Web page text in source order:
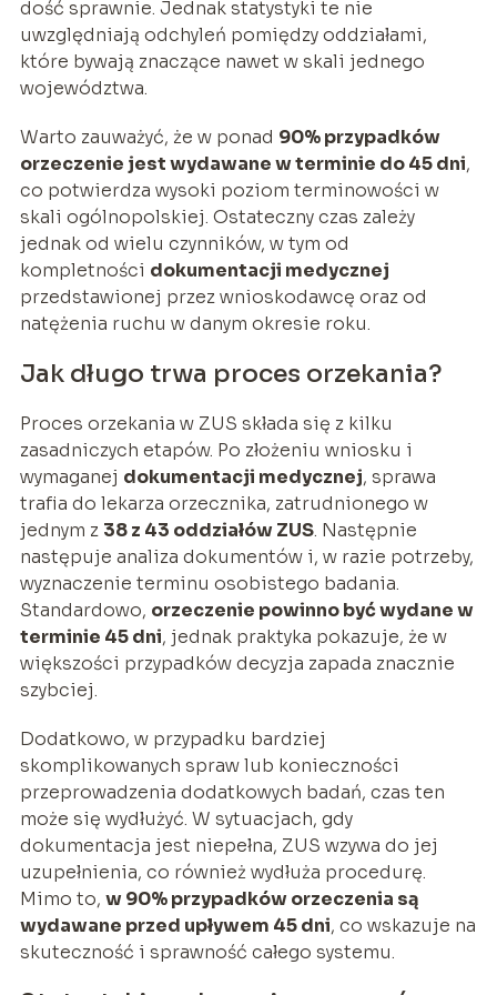
dość sprawnie. Jednak statystyki te nie
uwzględniają odchyleń pomiędzy oddziałami,
które bywają znaczące nawet w skali jednego
województwa.
Warto zauważyć, że w ponad 90% przypadków
orzeczenie jest wydawane w terminie do 45 dni,
co potwierdza wysoki poziom terminowości w
skali ogólnopolskiej. Ostateczny czas zależy
jednak od wielu czynników, w tym od
kompletności dokumentacji medycznej
przedstawionej przez wnioskodawcę oraz od
natężenia ruchu w danym okresie roku.
Jak długo trwa proces orzekania?
Proces orzekania w ZUS składa się z kilku
zasadniczych etapów. Po złożeniu wniosku i
wymaganej dokumentacji medycznej, sprawa
trafia do lekarza orzecznika, zatrudnionego w
jednym z 38 z 43 oddziałów ZUS. Następnie
następuje analiza dokumentów i, w razie potrzeby,
wyznaczenie terminu osobistego badania.
Standardowo, orzeczenie powinno być wydane w
terminie 45 dni, jednak praktyka pokazuje, że w
większości przypadków decyzja zapada znacznie
szybciej.
Dodatkowo, w przypadku bardziej
skomplikowanych spraw lub konieczności
przeprowadzenia dodatkowych badań, czas ten
może się wydłużyć. W sytuacjach, gdy
dokumentacja jest niepełna, ZUS wzywa do jej
uzupełnienia, co również wydłuża procedurę.
Mimo to, w 90% przypadków orzeczenia są
wydawane przed upływem 45 dni, co wskazuje na
skuteczność i sprawność całego systemu.